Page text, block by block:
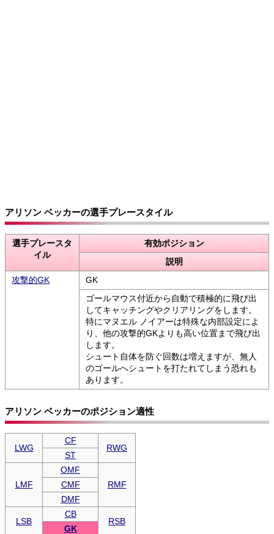
アリソン ベッカーの選手プレースタイル
選手プレースタ
イル
有効ポジション
説明
攻撃的GK
GK
ゴールマウス付近から自動で積極的に飛び出
してキャッチングやクリアリングをします。
特にマヌエル ノイアーは特殊な内部設定によ
り、他の攻撃的GKよりも高い位置まで飛び出
します。
シュート自体を防ぐ回数は増えますが、無人
のゴールへシュートを打たれてしまう恐れも
あります。
アリソン ベッカーのポジション適性
LWG
CF
RWG
ST
LMF
OMF
RMF
CMF
DMF
LSB
CB
RSB
GK